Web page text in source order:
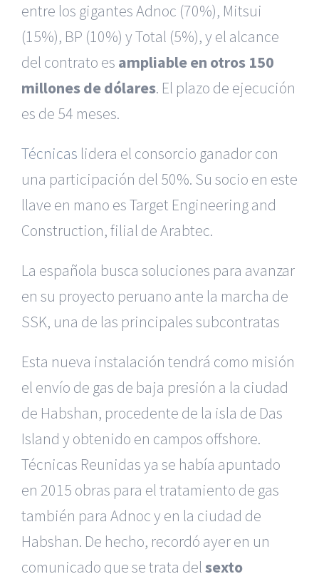
entre los gigantes Adnoc (70%), Mitsui
(15%), BP (10%) y Total (5%), y el alcance
del contrato es ampliable en otros 150
millones de dólares. El plazo de ejecución
es de 54 meses.
Técnicas lidera el consorcio ganador con
una participación del 50%. Su socio en este
llave en mano es Target Engineering and
Construction, filial de Arabtec.
La española busca soluciones para avanzar
en su proyecto peruano ante la marcha de
SSK, una de las principales subcontratas
Esta nueva instalación tendrá como misión
el envío de gas de baja presión a la ciudad
de Habshan, procedente de la isla de Das
Island y obtenido en campos offshore.
Técnicas Reunidas ya se había apuntado
en 2015 obras para el tratamiento de gas
también para Adnoc y en la ciudad de
Habshan. De hecho, recordó ayer en un
comunicado que se trata delsexto